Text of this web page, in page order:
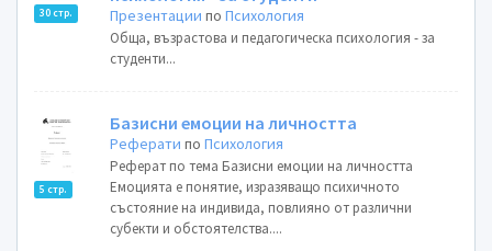
30 стр. Презентации поПсихология
Обща, възрастова и педагогическа психология - за
студенти...
5 стр.
Базисни емоции на личността
Реферати поПсихология
Реферат по тема Базисни емоции на личността
Емоцията е понятие, изразяващо психичното
състояние на индивида, повлияно от различни
субекти и обстоятелства....